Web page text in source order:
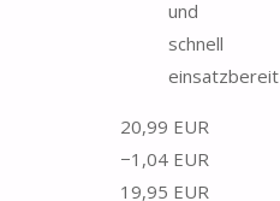
und
schnell
einsatzbereit
20,99 EUR
−1,04 EUR
19,95 EUR